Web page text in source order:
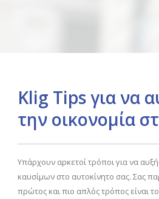
Klig Tips για να
την οικονομία
Υπάρχουν αρκετοί τρόποι για να
καυσίμων στο αυτοκίνητο σας. Σας
πρώτος και πιο απλός τρόπος είναι